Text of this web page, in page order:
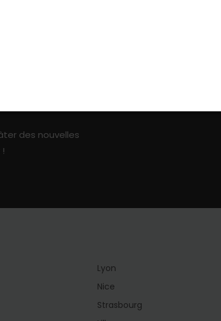
les réseaux sociaux !
des nouvelles
Lyon
Nice
Strasbourg